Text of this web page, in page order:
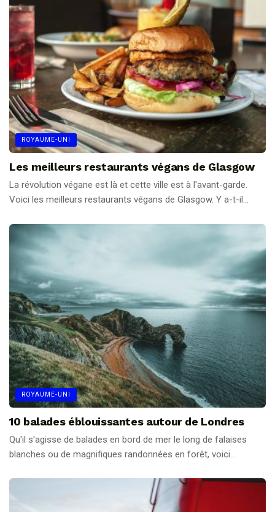
ROYAUME-UNI
Les meilleurs restaurants végans de Glasgow
La révolution végane est là et cette ville est à l'avant-garde.
Voici les meilleurs restaurants végans de Glasgow. Y a-t-il...
ROYAUME-UNI
10 balades éblouissantes autour de Londres
Qu'il s'agisse de balades en bord de mer le long de falaises
blanches ou de magnifiques randonnées en forêt, voici...